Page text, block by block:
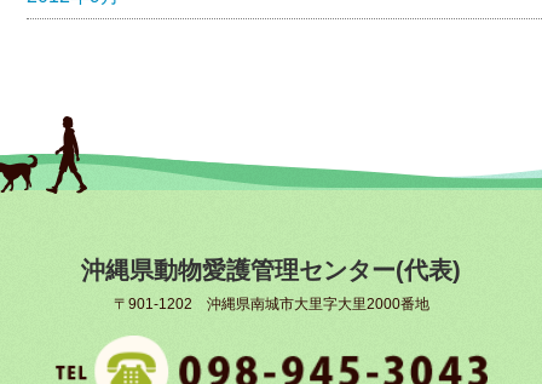
沖縄県動物愛護管理センター(代表)
〒901-1202 沖縄県南城市大里字大里2000番地